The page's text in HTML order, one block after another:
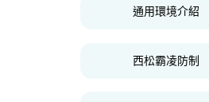
通用環境介紹
西松霸凌防制